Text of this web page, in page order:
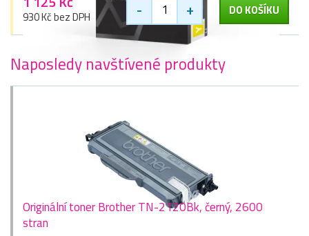
930 Kč bez DPH - + DO KOŠÍKU
Naposledy navštívené produkty
Originální toner Brother TN-2120Bk, černý, 2600
stran